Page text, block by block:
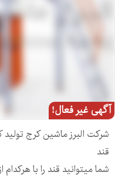
آگهی غیر فعال!
شرکت البرز ماشین کرج
قند
شما میتوانید قند را با